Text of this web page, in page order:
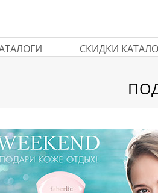
СКИДКИ